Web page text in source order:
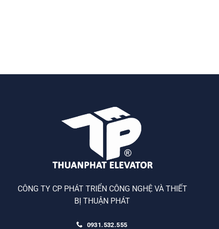
CÔNG TY CP PHÁT TRIỂN CÔNG NGHỆ VÀ THIẾT
BỊ THUẬN PHÁT
0931.532.555